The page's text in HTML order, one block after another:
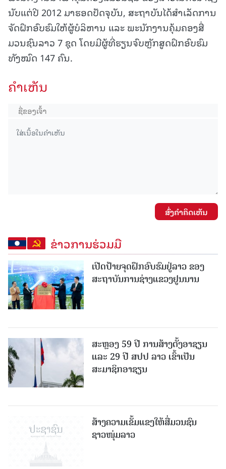
ນັບແຕ່ປີ 2012 ມາຮອດປັດຈຸບັນ, ສະຖາບັນໄດ້ສຳເລັດການ
ຈັດຝຶກອົບຮົມໃຫ້ຜູ້ບໍລິຫານ ແລະ ພະນັກງານຄຸ້ມຄອງສື່
ມວນຊົນລາວ 7 ຊຸດ ໂດຍມີຜູ້ທີ່ຮຽນຈົບຫຼັກສູດຝຶກອົບຮົມ
ທັງໝົດ 147 ຄົນ.
ຄໍາເຫັນ
ສົ່ງຄໍາຄິດເຫັນ
ຂ່າວການຮ່ວມມື
ເປີດປ້າຍຈຸດຝຶກອົບຮົມຢູ່ລາວ ຂອງ
ສະຖາບັນການຊ່າງແຂວງຢູນນານ
ສະຫຼອງ 59 ປີ ການສ້າງຕັ້ງອາຊຽນ
ແລະ 29 ປີ ສປປ ລາວ ເຂົ້າເປັນ
ສະມາຊິກອາຊຽນ
ສ້າງຄວາມເຂັ້ມແຂງໃຫ້ສື່ມວນຊົນ
ຊາວໜຸ່ມລາວ